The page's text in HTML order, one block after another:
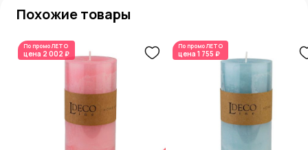
Похожие товары
По промоЛЕТО
цена 2 002 ₽
По промоЛЕТО
цена 1 755 ₽